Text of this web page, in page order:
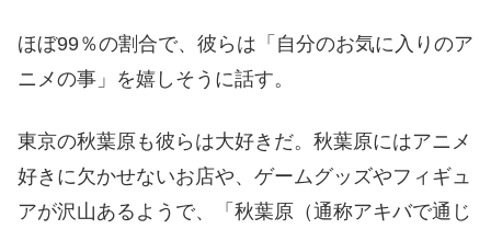
ほぼ99％の割合で、彼らは「自分のお気に入りのア
ニメの事」を嬉しそうに話す。
東京の秋葉原も彼らは大好きだ。秋葉原にはアニメ
好きに欠かせないお店や、ゲームグッズやフィギュ
アが沢山あるようで、「秋葉原（通称アキバで通じ